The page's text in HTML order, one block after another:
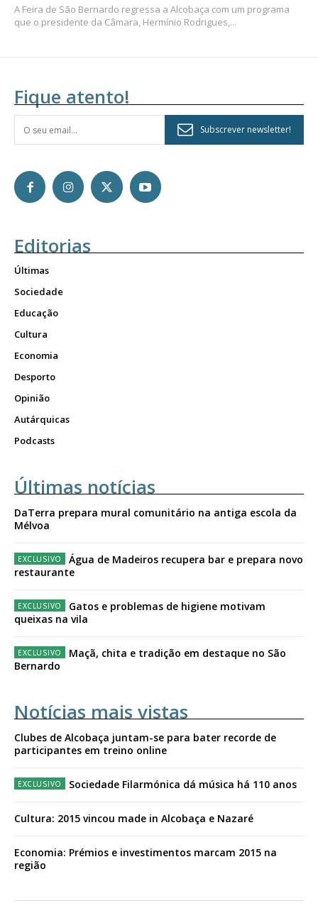
A Feira de São Bernardo regressa a Alcobaça com um programa
que o presidente da Câmara, Hermínio Rodrigues,...
Fique atento!
Subscrever newsletter!
Editorias
Últimas
Sociedade
Educação
Cultura
Economia
Desporto
Opinião
Autárquicas
Podcasts
Últimas notícias
DaTerra prepara mural comunitário na antiga escola da
Mélvoa
Água de Madeiros recupera bar e prepara novo
restaurante
Gatos e problemas de higiene motivam
queixas na vila
Maçã, chita e tradição em destaque no São
Bernardo
Notícias mais vistas
Clubes de Alcobaça juntam-se para bater recorde de
participantes em treino online
Sociedade Filarmónica dá música há 110 anos
Cultura: 2015 vincou made in Alcobaça e Nazaré
Economia: Prémios e investimentos marcam 2015 na
região